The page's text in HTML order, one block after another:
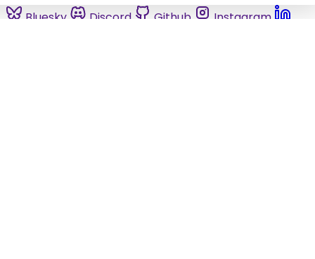
Bluesky Discord Github
Instagram